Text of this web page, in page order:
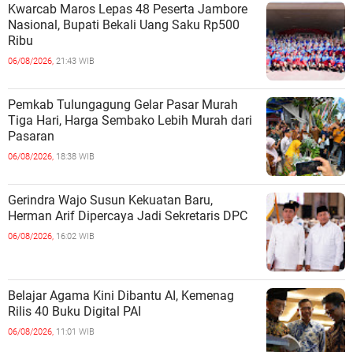
Kwarcab Maros Lepas 48 Peserta Jambore
Nasional, Bupati Bekali Uang Saku Rp500
Ribu
06/08/2026, 21:43 WIB
Pemkab Tulungagung Gelar Pasar Murah
Tiga Hari, Harga Sembako Lebih Murah dari
Pasaran
06/08/2026, 18:38 WIB
Gerindra Wajo Susun Kekuatan Baru,
Herman Arif Dipercaya Jadi Sekretaris DPC
06/08/2026, 16:02 WIB
Belajar Agama Kini Dibantu AI, Kemenag
Rilis 40 Buku Digital PAI
06/08/2026, 11:01 WIB